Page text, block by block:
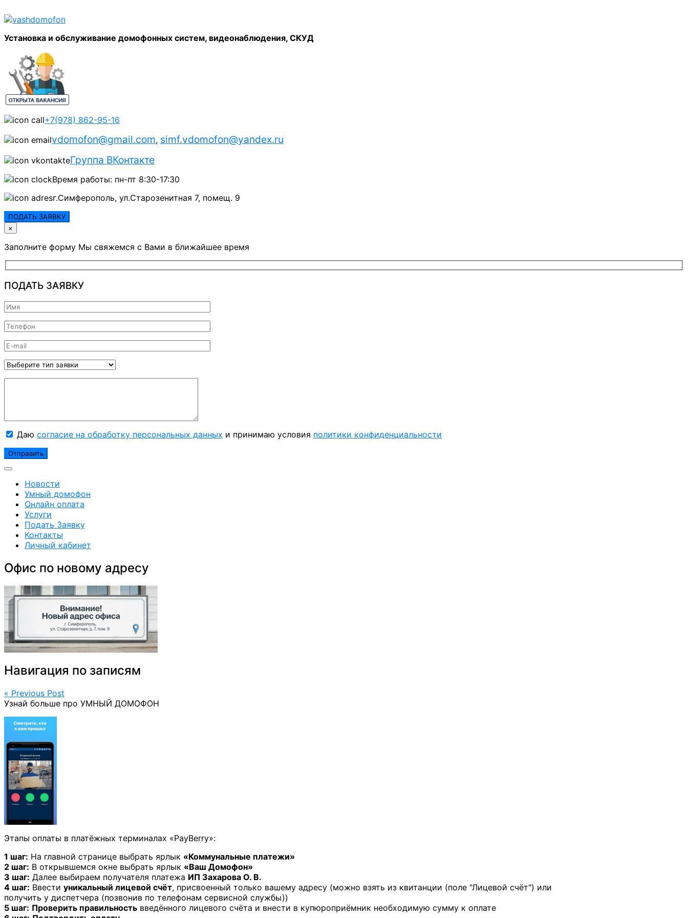
Установка и обслуживание домофонных систем, видеонаблюдения, СКУД
+7(978) 862-95-16
vdomofon@gmail.com, simf.vdomofon@yandex.ru
Группа ВКонтакте
Время работы: пн-пт 8:30-17:30
г.Симферополь, ул.Старозенитная 7, помещ. 9
ПОДАТЬ ЗАЯВКУ
×
Заполните форму Мы свяжемся с Вами в ближайшее время
ПОДАТЬ ЗАЯВКУ
Даю согласие на обработку персональных данных и принимаю условия политики конфиденциальности
Новости
Умный домофон
Онлайн оплата
Услуги
Подать Заявку
Контакты
Личный кабинет
Офис по новому адресу
Навигация по записям
« Previous Post
Узнай больше про УМНЫЙ ДОМОФОН
Этапы оплаты в платёжных терминалах «PayBerry»:
1 шаг: На главной странице выбрать ярлык «Коммунальные платежи»
2 шаг: В открывшемся окне выбрать ярлык «Ваш Домофон»
3 шаг: Далее выбираем получателя платежа ИП Захарова О. В.
4 шаг: Ввести уникальный лицевой счёт, присвоенный только вашему адресу (можно взять из квитанции (поле "Лицевой счёт") или
получить у диспетчера (позвонив по телефонам сервисной службы))
5 шаг: Проверить правильность введённого лицевого счёта и внести в купюроприёмник необходимую сумму к оплате